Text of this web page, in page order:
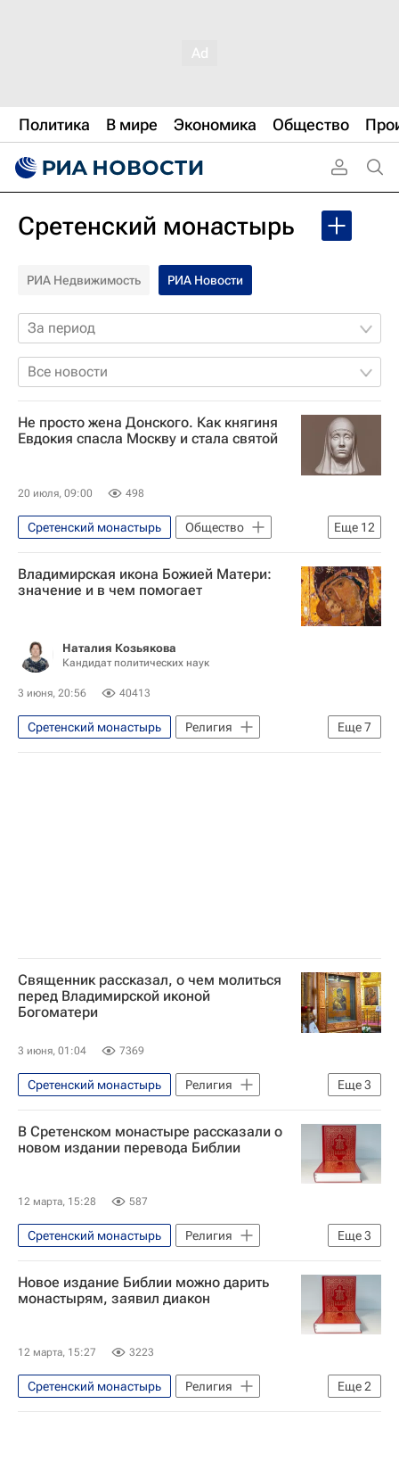
Политика В мире Экономика Общество
Сретенский монастырь
РИА Недвижимость РИА Новости
За период
Все новости
Не просто жена Донского. Как княгиня
Евдокия спасла Москву и стала святой
20 июля, 09:00 498
Еще 12
Сретенский монастырь
Общество
Социальный навигатор
Что не найдешь в учебнике
Россия
Русская православная церковь
Религия
Религия
Владимирская икона Божией Матери:
значение и в чем помогает
Наталия Козьякова
Кандидат политических наук
3 июня, 20:56 40413
Еще7
Сретенский монастырь
Религия
Москва
Россия
Иерусалим
Священник рассказал, о чем молиться
перед Владимирской иконой
Богоматери
3 июня, 01:04 7369
Еще3
Сретенский монастырь
Религия
Религия
Русская православная церковь
В Сретенском монастыре рассказали о
новом издании перевода Библии
12 марта, 15:28 587
Еще3
Сретенский монастырь
Религия
Москва
Россия
Русская православная церковь
Новое издание Библии можно дарить
монастырям, заявил диакон
12 марта, 15:27 3223
Еще2
Сретенский монастырь
Религия
Москва
Россия